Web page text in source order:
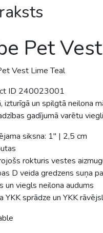
Pet
Vest Lime Teal
ID 240023001
izturīgā un spilgtā neilona
gadījumā varētu
siksna: 1″ | 2,5 cm
rokturis vestes
D veida gredzens suņa
un viegls neilona audums
YKK sprādze un YKK